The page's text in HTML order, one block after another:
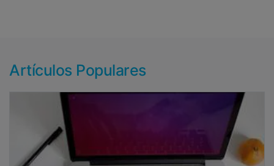
Artículos Populares